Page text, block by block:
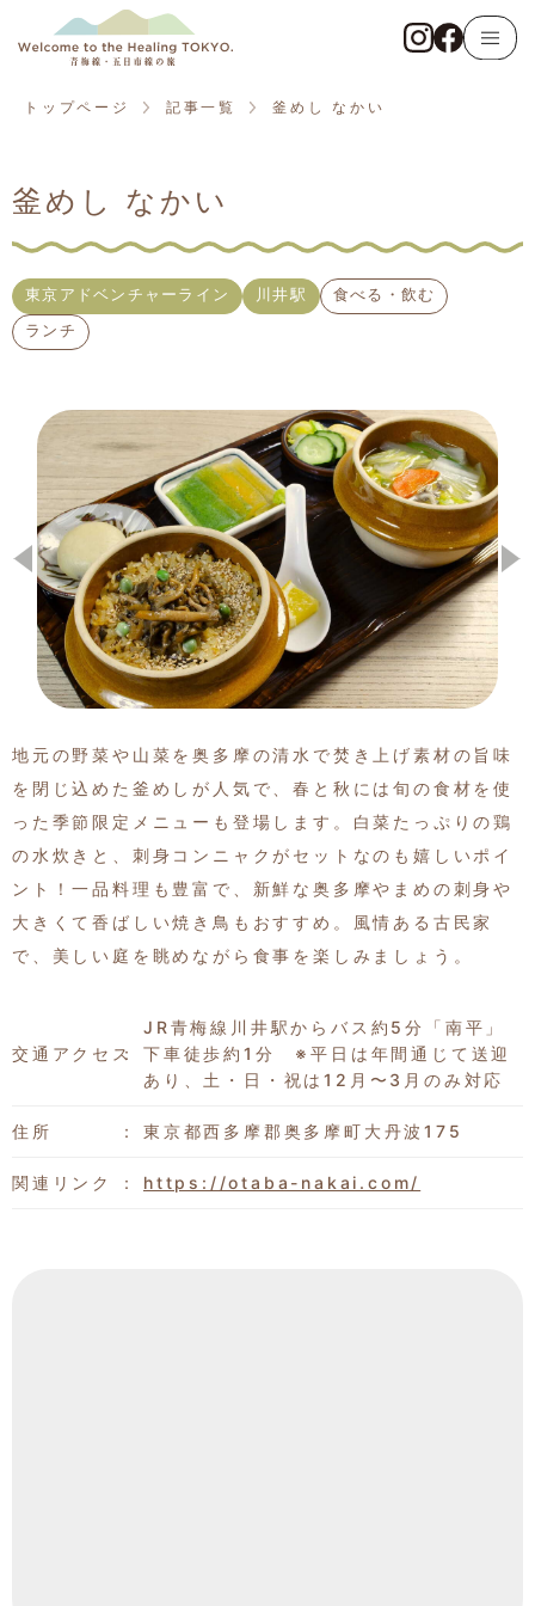
五日市線
記事一覧
食べる・飲む
泊まる・癒やされる
季節の特集記事
トップページ 記事一覧 釜めし なかい
釜めし なかい
東京アドベンチャーライン 川井駅
食べる・飲む
ランチ
地元の野菜や山菜を奥多摩の清水で焚き上げ素材の旨味
を閉じ込めた釜めしが人気で、春と秋には旬の食材を使
った季節限定メニューも登場します。白菜たっぷりの鶏
の水炊きと、刺身コンニャクがセットなのも嬉しいポイ
ント！一品料理も豊富で、新鮮な奥多摩やまめの刺身や
大きくて香ばしい焼き鳥もおすすめ。風情ある古民家
で、美しい庭を眺めながら食事を楽しみましょう。
交通アクセス
JR青梅線川井駅からバス約5分「南平」
下車徒歩約1分 ※平日は年間通じて送迎
あり、土・日・祝は12月〜3月のみ対応
住所 東京都西多摩郡奥多摩町大丹波175
関連リンク https://otaba-nakai.com/